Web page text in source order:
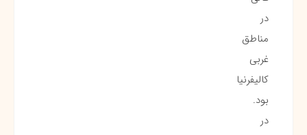
در
مناطق
غربی
کالیفرنیا
بود.
در